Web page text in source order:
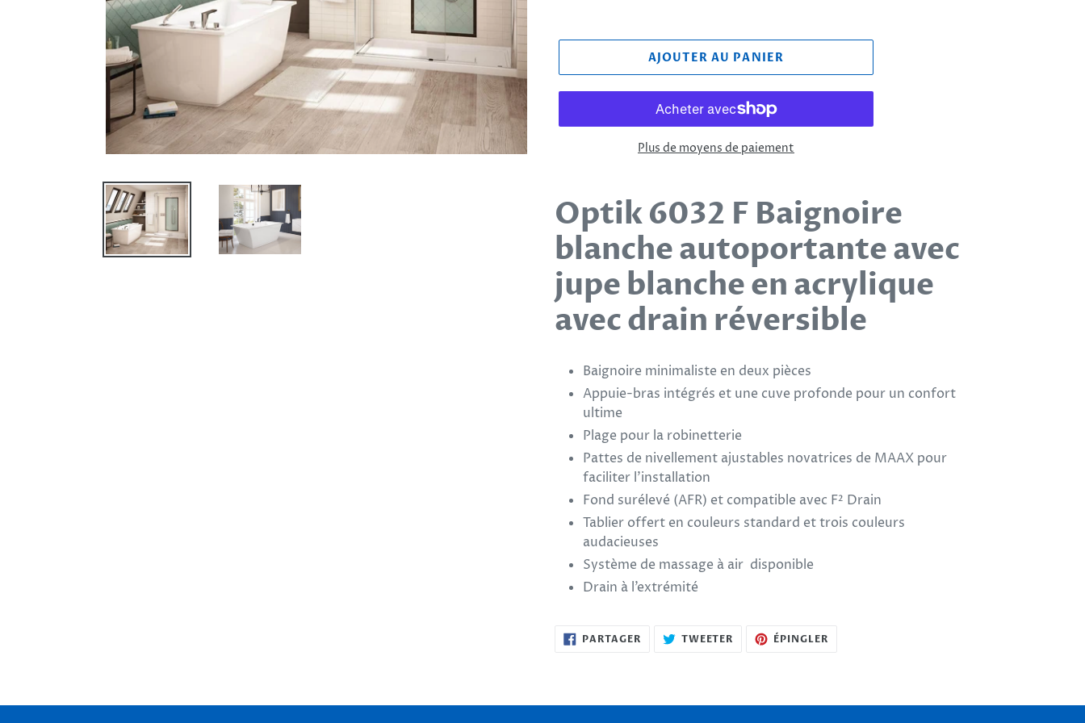
AJOUTER AU PANIER
Plus de moyens de paiement
d'un
produit
à
votre
panier
Optik 6032 F Baignoire
blanche autoportante avec
jupe blanche en acrylique
avec drain réversible
Baignoire minimaliste en deux pièces
Appuie-bras intégrés et une cuve profonde pour un confort
ultime
Plage pour la robinetterie
Pattes de nivellement ajustables novatrices de MAAX pour
faciliter l'installation
Fond surélevé (AFR) et compatible avec F² Drain
Tablier offert en couleurs standard et trois couleurs
audacieuses
Système de massage à air disponible
Drain à l’extrémité
PARTAGERPARTAGER
SUR
TWEETER TWEETERÉPINGLER